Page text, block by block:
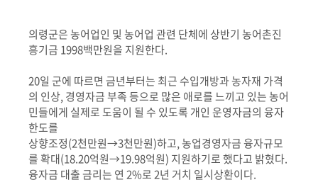
의령군은 농어업인 및 농어업 관련 단체에 상반기 농어촌진
흥기금 1998백만원을 지원한다.
20일 군에 따르면 금년부터는 최근 수입개방과 농자재 가격
의 인상, 경영자금 부족 등으로 많은 애로를 느끼고 있는 농어
민들에게 실제로 도움이 될 수 있도록 개인 운영자금의 융자
한도를
상향조정(2천만원→3천만원)하고, 농업경영자금 융자규모
를 확대(18.20억원→19.98억원) 지원하기로 했다고 밝혔다.
융자금 대출 금리는 연 2%로 2년 거치 일시상환이다.